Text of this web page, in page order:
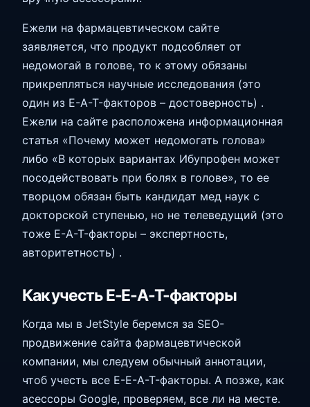
Ежели на фармацевтическом сайте
заявляется, что продукт подсобляет от
недомогай в голове, то к этому обязаны
прикрепляться научные исследования (это
один из E-A-T-факторов – достоверность) .
Ежели на сайте расположена информационная
статья «Почему может недомогать голова»
либо «В которых вариантах Ибупрофен может
посодействовать при болях в голове», то ее
творцом обязан быть кандидат мед наук с
докторской ступенью, но не телеведущий (это
тоже E-A-T-факторы – экспертность,
авторитетность) .
Как учесть E-E-A-T-факторы
Когда мы в JetStyle беремся за SEO-
продвижение сайта фармацевтической
компании, мы следуем обычный аннотации,
чтоб учесть все E-E-A-T-факторы. А позже, как
асессоры Google, проверяем, все ли на месте.